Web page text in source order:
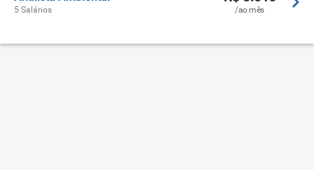
5 Salários /ao mês